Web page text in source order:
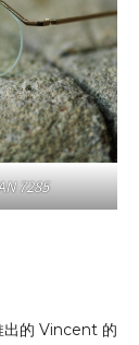
7285
出的 Vincent 的